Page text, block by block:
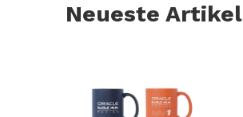
Neueste Artikel